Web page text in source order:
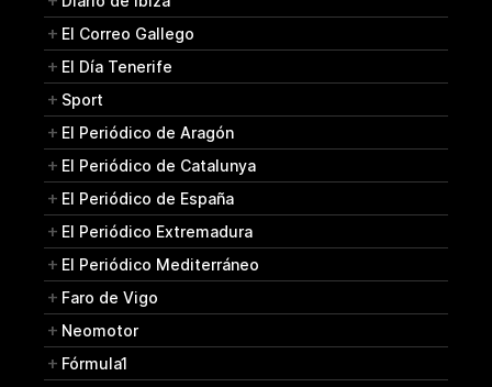
El Correo Gallego
El Día Tenerife
Sport
El Periódico de Aragón
El Periódico de Catalunya
El Periódico de España
El Periódico Extremadura
El Periódico Mediterráneo
Faro de Vigo
Neomotor
Fórmula1